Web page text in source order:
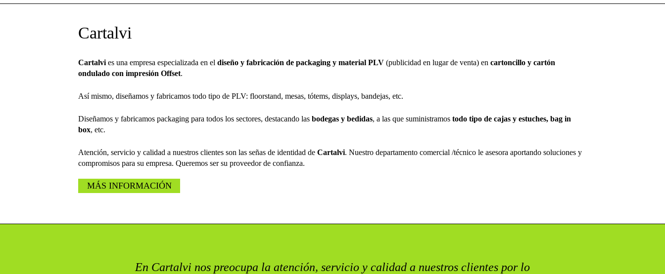
Cartalvi
Cartalvi es una empresa especializada en el diseño y fabricación de packaging y material PLV (publicidad en lugar de venta) en cartoncillo y cartón
ondulado con impresión Offset.
Así mismo, diseñamos y fabricamos todo tipo de PLV: floorstand, mesas, tótems, displays, bandejas, etc.
Diseñamos y fabricamos packaging para todos los sectores, destacando las bodegas y bedidas, a las que suministramos todo tipo de cajas y estuches, bag in
box, etc.
Atención, servicio y calidad a nuestros clientes son las señas de identidad de Cartalvi. Nuestro departamento comercial /técnico le asesora aportando soluciones y
compromisos para su empresa. Queremos ser su proveedor de confianza.
MÁS INFORMACIÓN
En Cartalvi nos preocupa la atención, servicio y calidad a nuestros clientes por lo